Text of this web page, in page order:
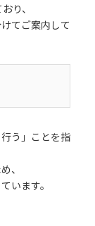
り、
てご案内して
う」ことを指
、
ています。